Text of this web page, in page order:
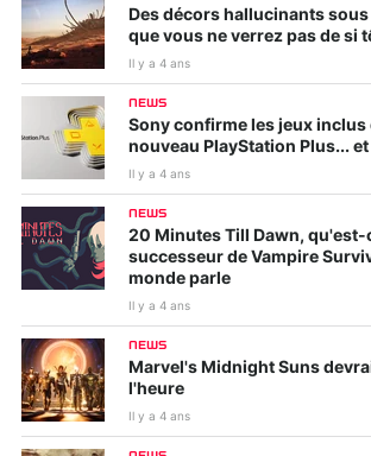
Des décors hallucinants
que vous ne verrez pas de si
Il y a 4 ans
NEWS
Sony confirme les jeux inclus
nouveau PlayStation Plus...
Il y a 4 ans
NEWS
20 Minutes Till Dawn, qu'est-
successeur de Vampire
monde parle
Il y a 4 ans
NEWS
Marvel's Midnight Suns
l'heure
Il y a 4 ans